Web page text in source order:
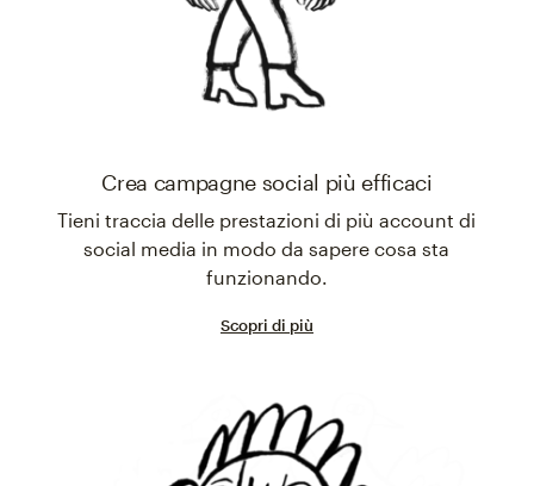
Crea campagne social più efficaci
Tieni traccia delle prestazioni di più account di
social media in modo da sapere cosa sta
funzionando.
Scopri di più